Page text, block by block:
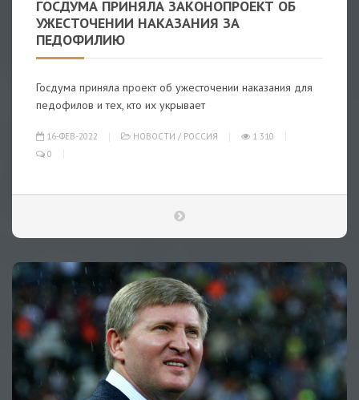
ГОСДУМА ПРИНЯЛА ЗАКОНОПРОЕКТ ОБ
УЖЕСТОЧЕНИИ НАКАЗАНИЯ ЗА
ПЕДОФИЛИЮ
Госдума приняла проект об ужесточении наказания для
педофилов и тех, кто их укрывает
16-ФЕВ-2022 НОВОСТИ / РОССИЯ
1 310
0